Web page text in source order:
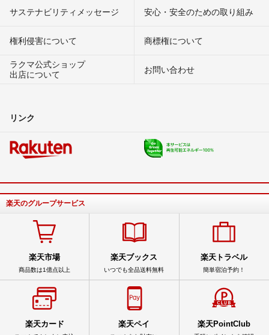
サステナビリティメッセージ 安心・安全のための取り組み
権利侵害について
商標権について
ラクマ公式ショップ
出店について
お問い合わせ
リンク
楽天のグループサービス
楽天市場
商品数は1億点以上
楽天ブックス
いつでも全品送料無料
楽天トラベル
簡単宿泊予約！
楽天カード 楽天ペイ 楽天PointClub